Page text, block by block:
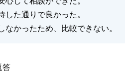
した通りで良かった。
なかったため、比較できない。
答